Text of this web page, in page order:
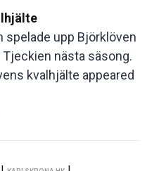
spelade upp Björklöven
Tjeckien nästa säsong.
kvalhjälte appeared